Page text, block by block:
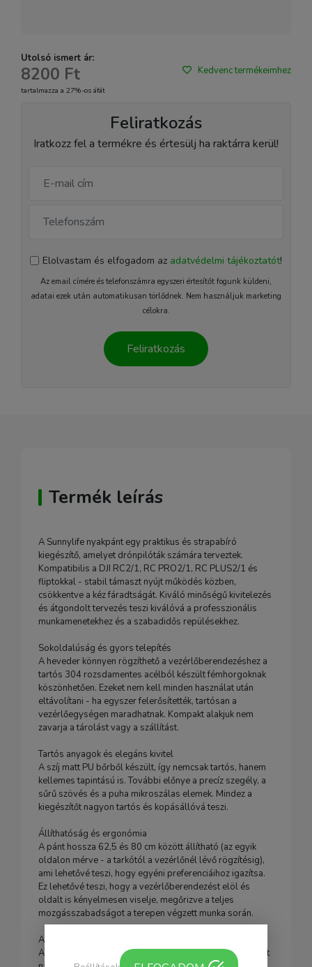
Utolsó ismert ár:
8200 Ft
tartalmazza a 27%-os áfát
Kedvenc termékeimhez
Feliratkozás
Iratkozz fel a termékre és értesülj ha raktárra kerül!
Elolvastam és elfogadom az adatvédelmi tájékoztatót!
Az email címére és telefonszámra egyszeri értesítőt fogunk küldeni,
adatai ezek után automatikusan törlődnek. Nem használjuk marketing
célokra.
Feliratkozás
Termék leírás
A Sunnylife nyakpánt egy praktikus és strapabíró
kiegészítő, amelyet drónpilóták számára terveztek.
Kompatibilis a DJI RC2/1, RC PRO2/1, RC PLUS2/1 és
fliptokkal - stabil támaszt nyújt működés közben,
csökkentve a kéz fáradtságát. Kiváló minőségű kivitelezés
és átgondolt tervezés teszi kiválóvá a professzionális
munkamenetekhez és a szabadidős repülésekhez.
Sokoldalúság és gyors telepítés
A heveder könnyen rögzíthető a vezérlőberendezéshez a
tartós 304 rozsdamentes acélból készült fémhorgoknak
köszönhetően. Ezeket nem kell minden használat után
eltávolítani - ha egyszer felerősítették, tartósan a
vezérlőegységen maradhatnak. Kompakt alakjuk nem
zavarja a tárolást vagy a szállítást.
Tartós anyagok és elegáns kivitel
A szíj matt PU bőrből készült, így nemcsak tartós, hanem
kellemes tapintású is. További előnye a precíz szegély, a
sűrű szövés és a puha mikroszálas elemek. Mindez a
kiegészítőt nagyon tartós és kopásállóvá teszi.
Állíthatóság és ergonómia
A pánt hossza 62,5 és 80 cm között állítható (az egyik
oldalon mérve - a tarkótól a vezérlőnél lévő rögzítésig),
ami lehetővé teszi, hogy egyéni preferenciáihoz igazítsa.
Ez lehetővé teszi, hogy a vezérlőberendezést elöl és
oldalt is kényelmesen viselje, megőrizve a teljes
mozgásszabadságot a terepen végzett munka során.
A vonószerkezet, amelyre számíthat
A felhasznált rozsdamentes acélból készült fémhorgokat